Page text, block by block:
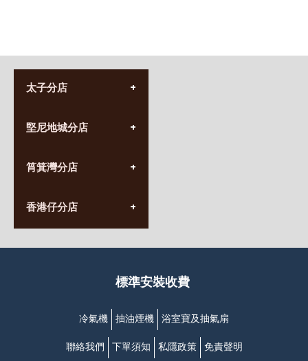
太子分店
營業時間:
九龍太子太子道西141號
堅尼地城分店
營業時間:
香港堅尼地城卑路乍街
(堅尼地城地鐵站B出口)
筲箕灣分店
營業時間:
(10:00am-20:30pm)
香港仔分店
營業時間:
香港香港仔成都道20-28號
(黃竹坑地鐵站轉4M專線小巴)
標準安裝收費
冷氣機 抽油煙機 浴室寶及抽氣扇
聯絡我們 下單須知 私隱政策 免責聲明